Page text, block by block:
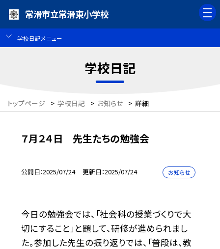
常滑市立常滑東小学校
学校日記メニュー
学校日記
トップページ > 学校日記 > お知らせ > 詳細
７月２４日 先生たちの勉強会
公開日 2025/07/24 更新日 2025/07/24 お知らせ
今日の勉強会では、「社会科の授業づくりで大
切にすること」と題して、研修が進められまし
た。参加した先生の振り返りでは、「普段は、教